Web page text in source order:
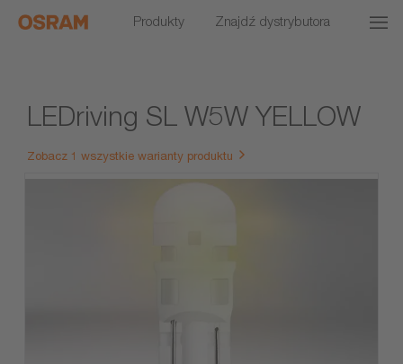
Produkty Znajdź dystrybutora
LEDriving SL W5W YELLOW
Zobacz 1 wszystkie warianty produktu